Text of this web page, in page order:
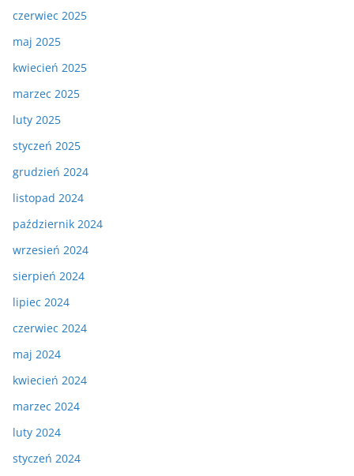
czerwiec 2025
maj 2025
kwiecień 2025
marzec 2025
luty 2025
styczeń 2025
grudzień 2024
listopad 2024
październik 2024
wrzesień 2024
sierpień 2024
lipiec 2024
czerwiec 2024
maj 2024
kwiecień 2024
marzec 2024
luty 2024
styczeń 2024